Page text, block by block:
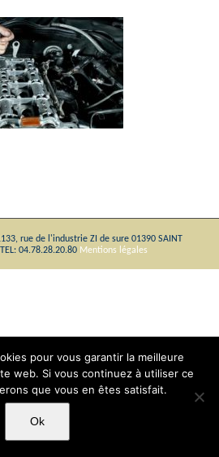
rue de l'industrie ZI de sure 01390 SAINT
TEL: 04.78.28.20.80 Mentions légales
pour vous garantir la meilleure
web. Si vous continuez à utiliser ce
que vous en êtes satisfait.
Ok